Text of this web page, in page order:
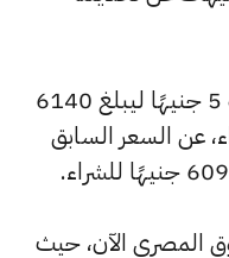
وشهد سعر عيار 18 ارتفاعًا بقيمة 5 جنيهًا ليبلغ 6140
للشراء، عن السعر السابق
بالسوق المصري الآن، حيث